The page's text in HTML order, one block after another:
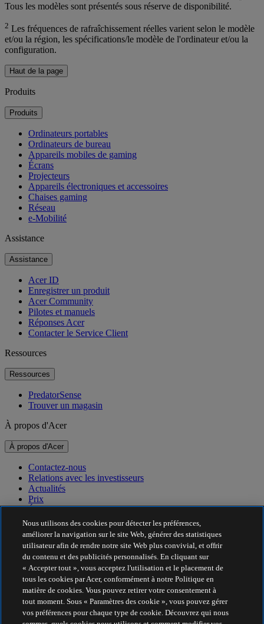
Tous les modèles sont présentés sous réserve de disponibilité.
2 Les fréquences de rafraîchissement réelles varient selon le modèle
et/ou la région, les spécifications/le modèle de l'ordinateur et/ou la
configuration.
Haut de la page
Produits
Produits
Ordinateurs portables
Ordinateurs de bureau
Appareils mobiles de gaming
Écrans
Projecteurs
Appareils électroniques et accessoires
Chaises gaming
Réseau
e-Mobilité
Assistance
Assistance
Acer ID
Enregistrer un produit
Acer Community
Pilotes et manuels
Réponses Acer
Contacter le Service Client
Ressources
Ressources
PredatorSense
Trouver un magasin
À propos d'Acer
À propos d'Acer
Contactez-nous
Relations avec les investisseurs
Actualités
Prix
Événements
Développement durable
Développement durable
Responsabilité sociale de l'entreprise
Empreinte carbone du produit
Project Humanity
Earthion
Nous utilisons des cookies pour détecter les préférences,
améliorer la navigation sur le site Web, générer des statistiques
utilisateur afin de rendre notre site Web plus convivial, et offrir
du contenu et des publicités personnalisés. En cliquant sur
« Accepter tout », vous acceptez l'utilisation et le placement de
tous les cookies par Acer, conformément à notre Politique en
matière de cookies. Vous pouvez retirer votre consentement à
tout moment. Sous « Paramètres des cookie », vous pouvez gérer
vos préférences pour chaque type de cookie. Découvrez qui nous